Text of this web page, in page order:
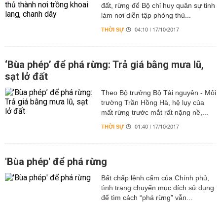
đất, rừng để Bộ chỉ huy quân sự tỉnh
làm nơi diễn tập phòng thủ...
THỜI SỰ 04:10 | 17/10/2017
‘Bùa phép’ để phá rừng: Trả giá bằng mưa lũ,
sạt lở đất
Theo Bộ trưởng Bộ Tài nguyên - Môi
trường Trần Hồng Hà, hệ lụy của
mất rừng trước mắt rất nặng nề,...
THỜI SỰ 01:40 | 17/10/2017
'Bùa phép' để phá rừng
Bất chấp lệnh cấm của Chính phủ,
tình trạng chuyển mục đích sử dụng
để tìm cách “phá rừng” vẫn...